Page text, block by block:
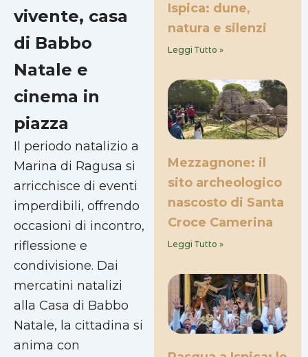
vivente, casa
di Babbo
Natale e
cinema in
piazza
Il periodo natalizio a
Marina di Ragusa si
arricchisce di eventi
imperdibili, offrendo
occasioni di incontro,
riflessione e
condivisione. Dai
mercatini natalizi
alla Casa di Babbo
Natale, la cittadina si
anima con
Ispica: dune,
natura e silenzi
Leggi Tutto »
Mezzagnone: il
sito archeologico
nascosto di Santa
Croce Camerina
Leggi Tutto »